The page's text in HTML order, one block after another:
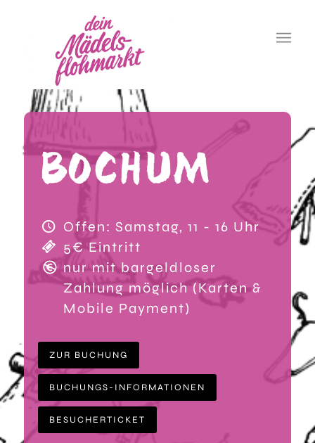
Offen: Samstag, 11 - 16 Uhr
5€ Eintritt
nur mit bargeldloser
Zahlung möglich (Karten &
Mobile Payment)
ZUR BUCHUNG
BUCHUNGS-INFORMATIONEN
BESUCHERTICKET